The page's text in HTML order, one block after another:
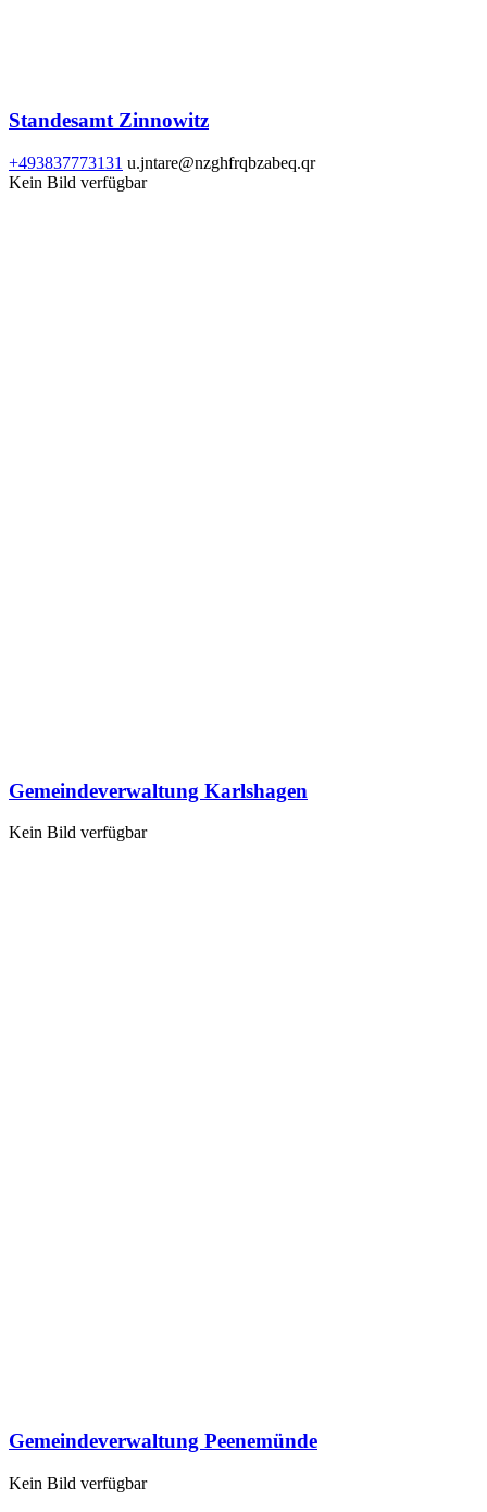
Standesamt Zinnowitz
+493837773131 u.jntare@nzghfrqbzabeq.qr
Kein Bild verfügbar
Gemeindeverwaltung Karlshagen
Kein Bild verfügbar
Gemeindeverwaltung Peenemünde
Kein Bild verfügbar